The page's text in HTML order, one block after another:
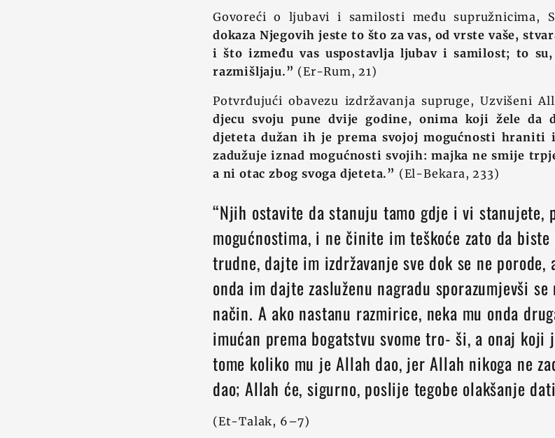
Govoreći o ljubavi i samilosti među supružnicima,
dokaza Njegovih jeste to što za vas, od vrste vaše,
i što između vas uspostavlja ljubav i samilost; to
razmišljaju.” (Er-Rum, 21)
Potvrđujući obavezu izdržavanja supruge, Uzvišeni
djecu svoju pune dvije godine, onima koji žele da
djeteta dužan ih je prema svojoj mogućnosti hraniti
zadužuje iznad mogućnosti svojih: majka ne smije
a ni otac zbog svoga djeteta.” (El-Bekara, 233)
“Njih ostavite da stanuju tamo gdje i vi stanujete,
mogućnostima, i ne činite im teškoće zato da
trudne, dajte im izdržavanje sve dok se ne porode,
onda im dajte zasluženu nagradu sporazumjevši
način. A ako nastanu razmirice, neka mu onda
imućan prema bogatstvu svome tro- ši, a onaj
tome koliko mu je Allah dao, jer Allah nikoga ne
dao; Allah će, sigurno, poslije tegobe olakšanje
(Et-Talak, 6–7)